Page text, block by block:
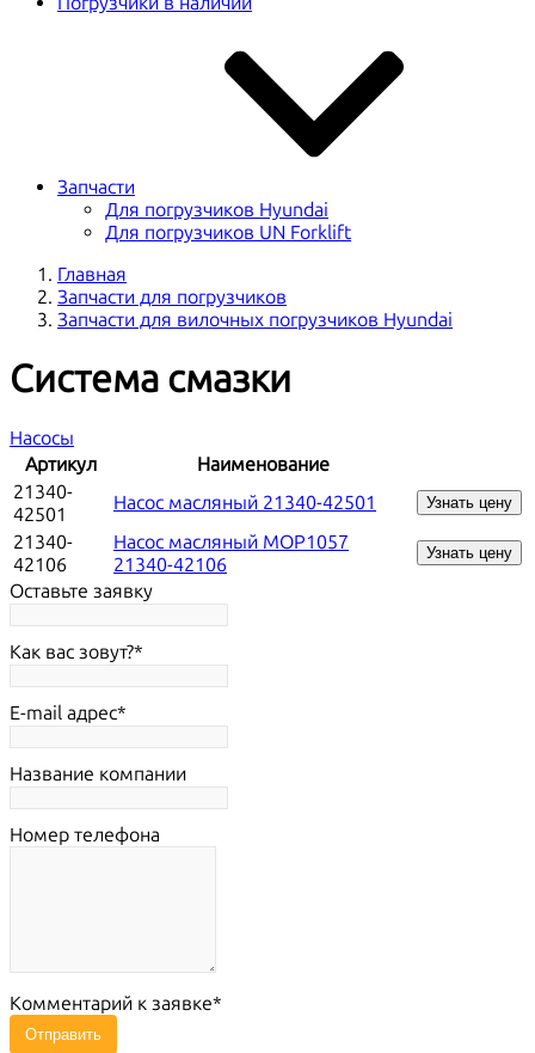
Запчасти
Для погрузчиков Hyundai
Для погрузчиков UN Forklift
Главная
Запчасти для погрузчиков
Запчасти для вилочных погрузчиков Hyundai
Система смазки
Насосы
Артикул
Наименование
21340-
42501
Насос масляный 21340-42501 Узнать цену
21340-
42106
Насос масляный MOP1057
21340-42106
Узнать цену
Оставьте заявку
Как вас зовут?
E-mail адрес
Название компании
Номер телефона
Комментарий к заявке
Отправить